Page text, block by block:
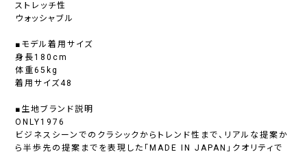
ストレッチ性
ウォッシャブル
■モデル着用サイズ
身長180cm
体重65kg
着用サイズ48
■生地ブランド説明
ONLY1976
ビジネスシーンでのクラシックからトレンド性まで、リアルな提案か
ら半歩先の提案までを表現した「MADE IN JAPAN」クオリティで